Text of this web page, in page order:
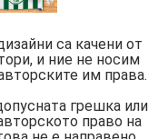
са качени от
и ние не носим
им права.
грешка или
право на